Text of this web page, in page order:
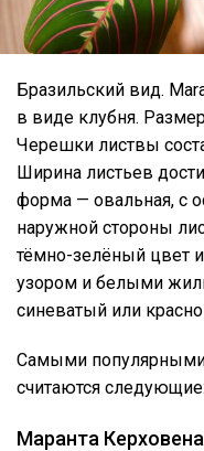
Бразильский вид.
в виде клубня.
Черешки листвы
Ширина листьев
форма — овальная, с
наружной стороны
тёмно-зелёный цвет
узором и белыми
синеватый или
Самыми
считаются следующие:
Маранта